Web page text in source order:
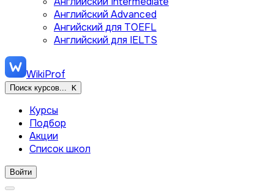
Английский Advanced
Ангийский для TOEFL
Английский для IELTS
WikiProf
Поиск курсов... K
Курсы
Подбор
Акции
Список школ
Войти